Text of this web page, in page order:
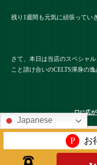
残り1週間も元気に頑張ってい
さて、本日は当店のスペシャ
こと請け合いのCELTS渾身の逸
口に広
Japanese
P お